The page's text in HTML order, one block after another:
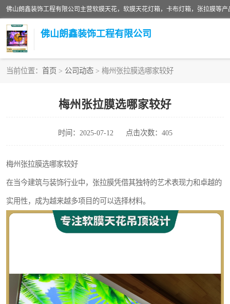
佛山朗鑫装饰工程有限公司
当前位置： 首页 > 公司动态 > 梅州张拉膜选哪家较好
梅州张拉膜选哪家较好
时间：2025-07-12 点击次数：405
梅州张拉膜选哪家较好
在当今建筑与装饰行业中，张拉膜凭借其独特的艺术表现力和卓越的
实用性，成为越来越多项目的可以选择材料。